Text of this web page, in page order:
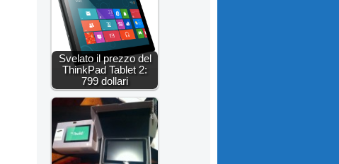
Svelato il prezzo del
ThinkPad Tablet 2:
799 dollari